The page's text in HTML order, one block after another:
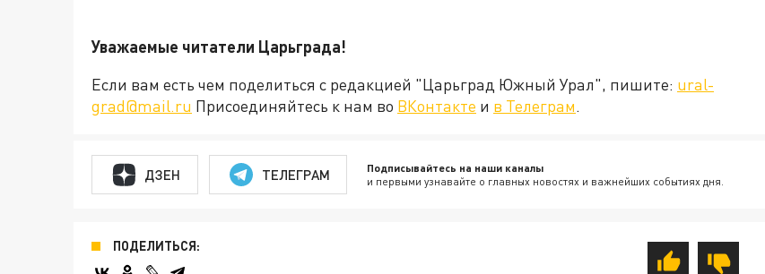
Уважаемые читатели Царьграда!
Если вам есть чем поделиться с редакцией "Царьград Южный Урал", пишите: ural-
grad@mail.ru Присоединяйтесь к нам во ВКонтакте и в Телеграм.
ДЗЕН ТЕЛЕГРАМ Подписывайтесь на наши каналы
и первыми узнавайте о главных новостях и важнейших событиях дня.
ПОДЕЛИТЬСЯ: